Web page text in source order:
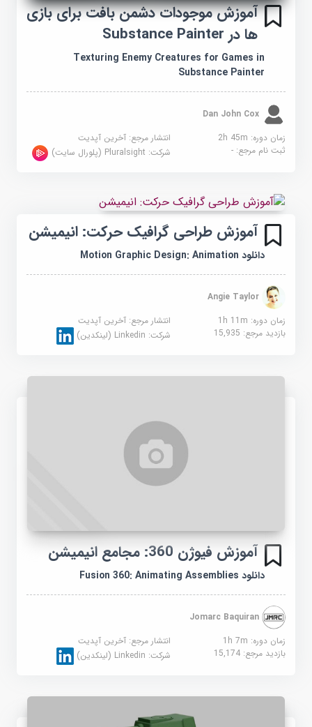
آموزش موجودات دشمن بافت برای بازی
ها در Substance Painter
Texturing Enemy Creatures for Games in
Substance Painter
Dan John Cox
زمان دوره: 2h 45m
انتشار مرجع:آخرین آپدیت
ثبت نام مرجع:- شرکت:Pluralsight (پلورال سایت)
آموزش طراحی گرافیک حرکت: انیمیشن
دانلود Motion Graphic Design: Animation
Angie Taylor
زمان دوره: 1h 11m
انتشار مرجع:آخرین آپدیت
بازدید مرجع:15,935 شرکت:Linkedin (لینکدین)
آموزش فیوژن 360: مجامع انیمیشن
دانلود Fusion 360: Animating Assemblies
Jomarc Baquiran
زمان دوره: 1h 7m
انتشار مرجع:آخرین آپدیت
بازدید مرجع:15,174 شرکت:Linkedin (لینکدین)